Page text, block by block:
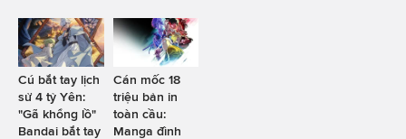
Cú bắt tay lịch
sử 4 tỷ Yên:
"Gã khổng lồ"
Bandai bắt tay
Cán mốc 18
triệu bản in
toàn cầu:
Manga đình